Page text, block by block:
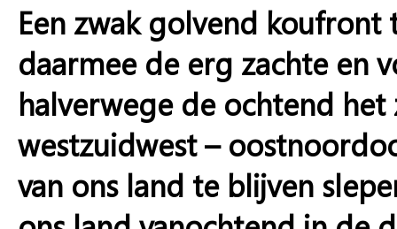
Een zwak golvend
daarmee de erg zachte en
halverwege de ochtend
westzuidwest –
van ons land te blijven